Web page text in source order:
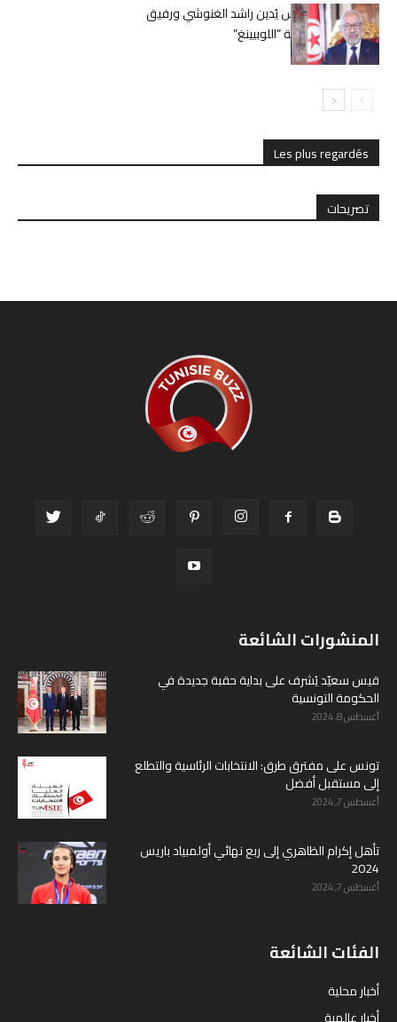
حكم قضائي بتونس يُدين راشد الغنوشي ورفيق
بوشلاكة في قضية “اللوبيينغ”
Les plus regardés
تصريحات
المنشورات الشائعة
قيس سعيّد يُشرف على بداية حقبة جديدة في
الحكومة التونسية
أغسطس 8, 2024
تونس على مفترق طرق: الانتخابات الرئاسية والتطلع
إلى مستقبل أفضل
أغسطس 7, 2024
تأهل إكرام الظاهري إلى ربع نهائي أولمبياد باريس
2024
أغسطس 7, 2024
الفئات الشائعة
أخبار محلية
أخبار عالمية